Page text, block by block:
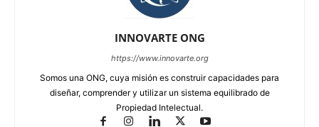
INNOVARTE ONG
https://www.innovarte.org
Somos una ONG, cuya misión es construir capacidades para
diseñar, comprender y utilizar un sistema equilibrado de
Propiedad Intelectual.